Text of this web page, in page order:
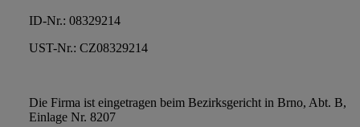
ID-Nr.: 08329214
UST-Nr.: CZ08329214
Die Firma ist eingetragen beim Bezirksgericht in Brno, Abt. B,
Einlage Nr. 8207